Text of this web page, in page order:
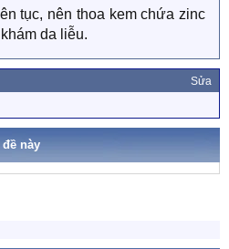
tục, nên thoa kem chứa zinc
da liễu.
Sửa
này